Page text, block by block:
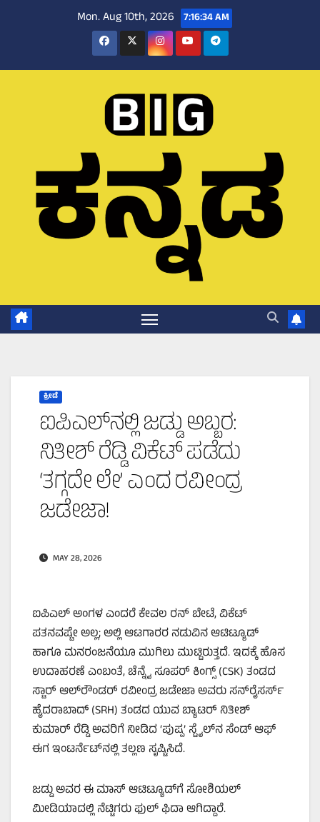
Mon. Aug 10th, 2026 7:16:35 AM
ಕ್ರೀಡೆ
ಐಪಿಎಲ್‌ನಲ್ಲಿ ಜಡ್ಡು ಅಬ್ಬರ:
ನಿತೀಶ್ ರೆಡ್ಡಿ ವಿಕೆಟ್ ಪಡೆದು
‘ತಗ್ಗದೇ ಲೇ’ ಎಂದ ರವೀಂದ್ರ
ಜಡೇಜಾ!
MAY 28, 2026
ಐಪಿಎಲ್ ಅಂಗಳ ಎಂದರೆ ಕೇವಲ ರನ್ ಬೇಟೆ, ವಿಕೆಟ್
ಪತನವಷ್ಟೇ ಅಲ್ಲ; ಅಲ್ಲಿ ಆಟಗಾರರ ನಡುವಿನ ಆಟಿಟ್ಯೂಡ್
ಹಾಗೂ ಮನರಂಜನೆಯೂ ಮುಗಿಲು ಮುಟ್ಟಿರುತ್ತದೆ. ಇದಕ್ಕೆ ಹೊಸ
ಉದಾಹರಣೆ ಎಂಬಂತೆ, ಚೆನ್ನೈ ಸೂಪರ್ ಕಿಂಗ್ಸ್ (CSK) ತಂಡದ
ಸ್ಟಾರ್ ಆಲ್‌ರೌಂಡರ್ ರವೀಂದ್ರ ಜಡೇಜಾ ಅವರು ಸನ್‌ರೈಸರ್ಸ್
ಹೈದರಾಬಾದ್ (SRH) ತಂಡದ ಯುವ ಬ್ಯಾಟರ್ ನಿತೀಶ್
ಕುಮಾರ್ ರೆಡ್ಡಿ ಅವರಿಗೆ ನೀಡಿದ ‘ಪುಷ್ಪ’ ಸ್ಟೈಲ್‌ನ ಸೆಂಡ್ ಆಫ್
ಈಗ ಇಂಟರ್ನೆಟ್‌ನಲ್ಲಿ ತಲ್ಲಣ ಸೃಷ್ಟಿಸಿದೆ.
ಜಡ್ಡು ಅವರ ಈ ಮಾಸ್ ಆಟಿಟ್ಯೂಡ್‌ಗೆ ಸೋಶಿಯಲ್
ಮೀಡಿಯಾದಲ್ಲಿ ನೆಟ್ಟಿಗರು ಫುಲ್ ಫಿದಾ ಆಗಿದ್ದಾರೆ.